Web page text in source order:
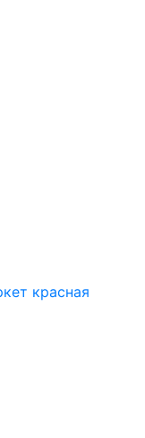
красная